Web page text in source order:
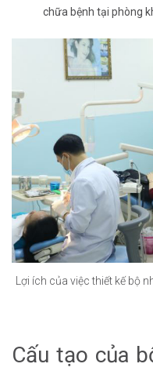
chữa bệnh tại phòng
Lợi ích của việc thiết kế bộ
Cấu tạo của